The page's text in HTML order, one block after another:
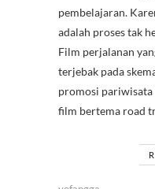
pembelajaran.
adalah proses tak
Film perjalanan
terjebak pada
promosi pariwisata
film bertema road